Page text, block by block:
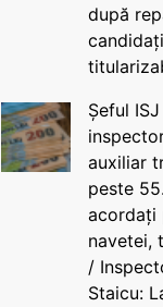
după
Șeful
auxiliar
peste
acordați
navetei,
/
Staicu: